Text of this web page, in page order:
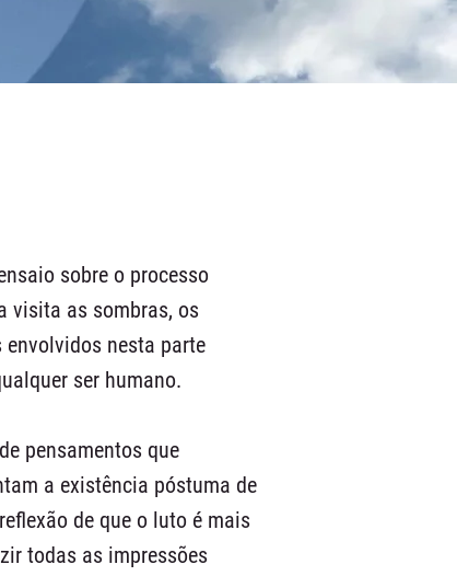
sobre o processo
visita as sombras, os
nesta parte
ser humano.
pensamentos que
a existência póstuma de
de que o luto é mais
todas as impressões